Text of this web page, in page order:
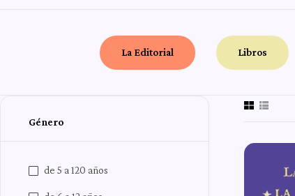
La Editorial Libros
Género
de 5 a 120 años